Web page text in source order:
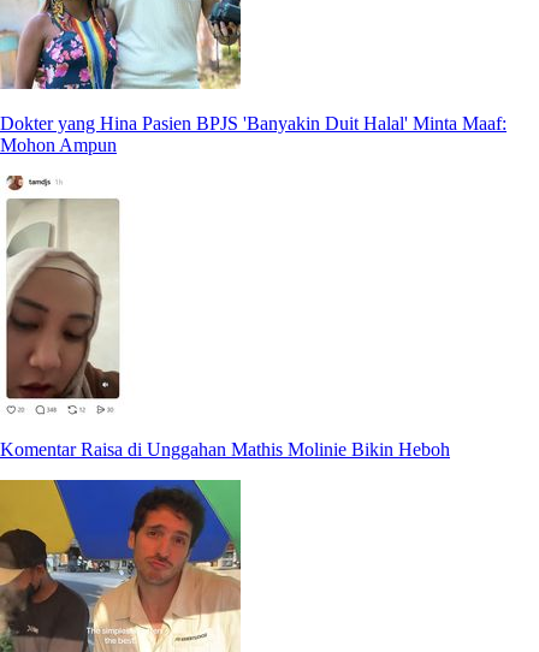
Dokter yang Hina Pasien BPJS 'Banyakin Duit Halal' Minta Maaf:
Mohon Ampun
Komentar Raisa di Unggahan Mathis Molinie Bikin Heboh